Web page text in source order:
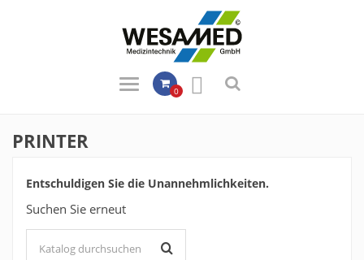
0 
PRINTER
Entschuldigen Sie die Unannehmlichkeiten.
Suchen Sie erneut